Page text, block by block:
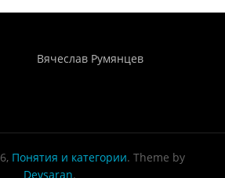
Вячеслав Румянцев
Понятия и категории. Theme by
Devsaran.